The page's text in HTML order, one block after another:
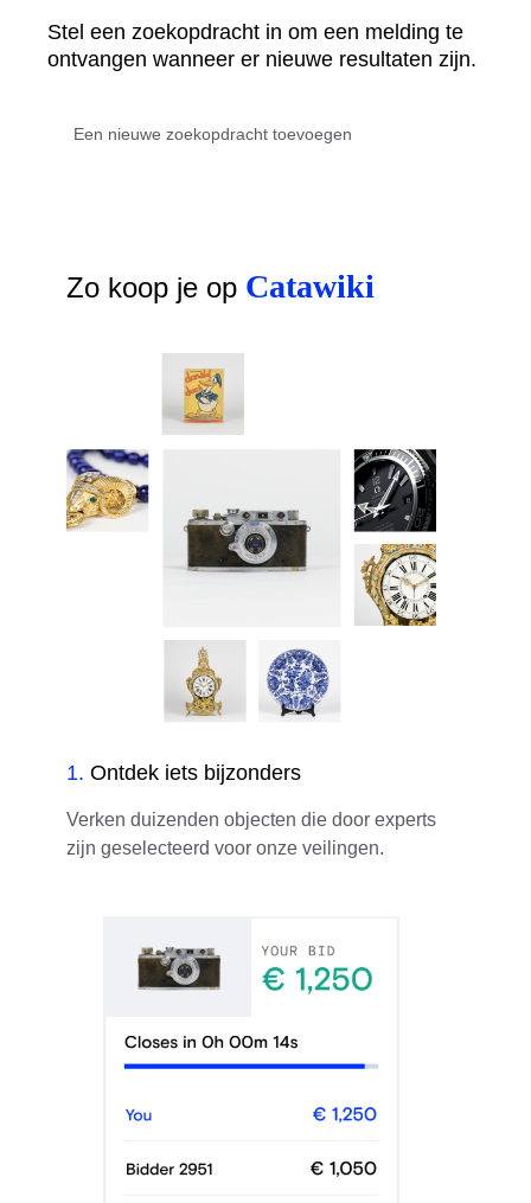
Stel een zoekopdracht in om een melding te
ontvangen wanneer er nieuwe resultaten zijn.
Zo koop je op Catawiki
1. Ontdek iets bijzonders
Verken duizenden objecten die door experts
zijn geselecteerd voor onze veilingen.